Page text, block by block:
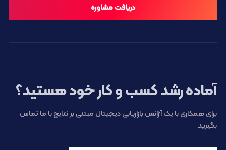
دریافت مشاوره
آماده رشد کسب و کار خود هستید؟
برای همکاری با یک آژانس بازاریابی دیجیتال مبتنی بر نتایج با ما تماس
بگیرید